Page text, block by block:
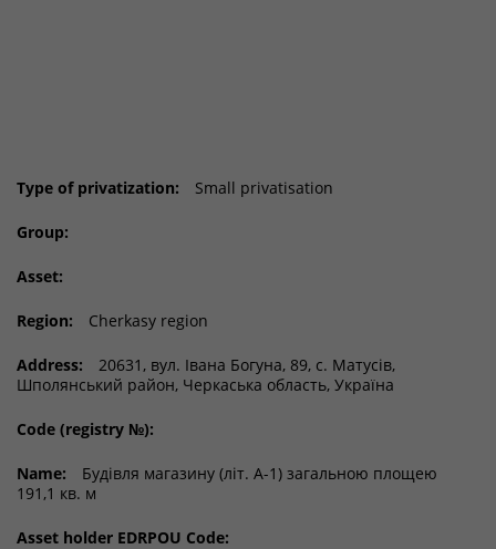
Type of privatization: Small privatisation
Group:
Asset:
Region: Cherkasy region
Address:
20631, вул. Івана Богуна, 89, с. Матусів,
Шполянський район, Черкаська область, Україна
Code (registry №):
Name:
Будівля магазину (літ. А-1) загальною площею
191,1 кв. м
Asset holder EDRPOU Code: